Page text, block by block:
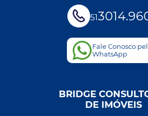
51
Fale Conosco
WhatsApp
BRIDGE
DE IMÓVEIS